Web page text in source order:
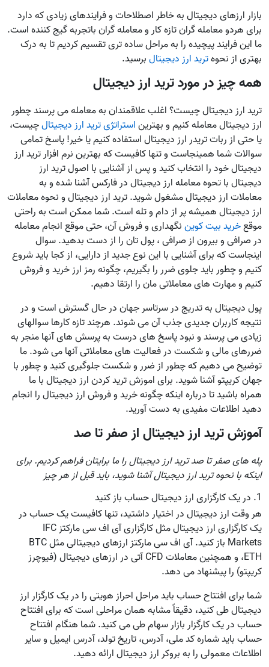
بازار ارزهای دیجیتال به خاطر اصطلاحات و فرایندهای زیادی که دارد
برای هردو معامله گران تازه کار و معامله گران باتجربه گیج کننده است.
ما این فرایند پیچیده را به مراحل ساده تری تقسیم کردیم تا به درک
بهتری از نحوهترید ارز دیجیتالبرسید.
همه چیز در مورد ترید ارز دیجیتال
ترید ارز دیجیتال چیست؟ اغلب علاقمندان به معامله می پرسند چطور
ارز دیجیتال معامله کنیم و بهتریناستراتژی ترید ارز دیجیتالچیست،
یا حتی از ربات تریدر ارز دیجیتال استفاده کنیم یا خیر! پاسخ تمامی
سوالات شما همینجاست و تنها کافیست که بهترین نرم افزار ترید ارز
دیجیتال خود را انتخاب کنید و پس از آشنایی با اصول ترید ارز
دیجیتال با تحوه معامله ارز دیجیتال در فارکس آشنا شده و به
معاملات ارز دیجیتال مشغول شوید. ترید ارز دیجیتال و نحوه معاملات
ارز دیجیتال همیشه پر از دام و تله است. شما ممکن است به راحتی
موقعخرید بیت کویننگهداری و فروش آن، حتی موقع انجام معامله
در صرافی و بیرون از صرافی ، پول تان را از دست بدهید. سوال
اینجاست که برای آشنایی با این نوع جدید از دارایی، از کجا باید شروع
کنیم و چطور باید جلوی ضرر را بگیریم، چگونه رمز ارز خرید و فروش
کنیم و مهارت های معاملاتی مان را ارتقا دهیم.
پول دیجیتال به تدریج در سرتاسر جهان در حال گسترش است و در
نتیجه کاربران جدیدی جذب آن می شوند. هرچند تازه کارها سوالهای
زیادی می پرسند و نبود پاسخ های درست به پرسش های آنها منجر به
ضررهای مالی و شکست در فعالیت های معاملاتی آنها می شود. ما
توضیح می دهیم که چطور از ضرر و شکست جلوگیری کنید و چطور با
جهان کریپتو آشنا شوید. برای اموزش تريد كردن ارز ديجيتال با ما
همراه باشید تا درباره اینکه چگونه خرید و فروش ارز دیجیتال را انجام
دهید اطلاعات مفیدی به دست آورید.
آموزش ترید ارز دیجیتال از صفر تا صد
پله های صفر تا صد ترید ارز دیجیتال را ما برایتان فراهم کردیم. برای
اینکه با نحوه ترید ارز دیجیتال آشنا شوید، باید قبل از هر چیز
1. در یک کارگزاری ارز دیجیتال حساب باز کنید
هر وقت ارز دیجیتال در اختیار داشتید، تنها کافیست یک حساب در
یک کارگزاری ارز دیجیتال مثل کارگزاری آی اف سی مارکتز IFC
Markets باز کنید. آی اف سی مارکتز ارزهای دیجیتالی مثل BTC
،ETH و همچنین معاملات CFD آتی در ارزهای دیجیتال (فیوچرز
کریپتو) را پیشنهاد می دهد.
شما برای افتتاح حساب باید مراحل احراز هویتی را در یک کارگزار ارز
دیجیتال طی کنید، دقیقاً مشابه همان مراحلی است که برای افتتاح
حساب در یک کارگزار بازار سهام طی می کنید. شما هنگام افتتاح
حساب باید شماره کد ملی، آدرس، تاریخ تولد، آدرس ایمیل و سایر
اطلاعات معمولی را به بروکر ارز دیجیتال ارائه دهید.